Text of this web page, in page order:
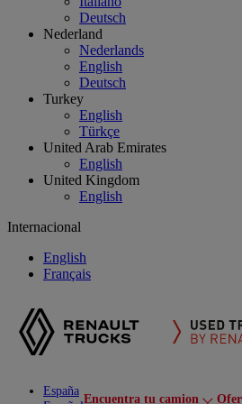
Deutsch
Nederland
Nederlands
English
Deutsch
Turkey
English
Türkçe
United Arab Emirates
English
United Kingdom
English
Internacional
English
Français
España
Encuentra tu camion